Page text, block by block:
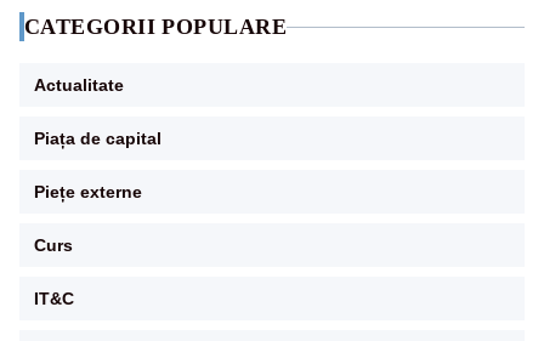
CATEGORII POPULARE
Actualitate
Piața de capital
Piețe externe
Curs
IT&C